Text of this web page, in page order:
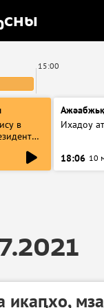
15:00
в
Ихадоу
18:06 10
икаԥхо,